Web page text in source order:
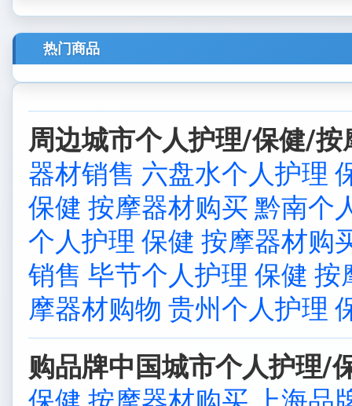
热门商品
周边城市个人护理/保健/按
器材销售 六盘水个人护理
保健 按摩器材购买 黔南个
个人护理 保健 按摩器材购
销售 毕节个人护理 保健 按
摩器材购物 贵州个人护理
购品牌中国城市个人护理/